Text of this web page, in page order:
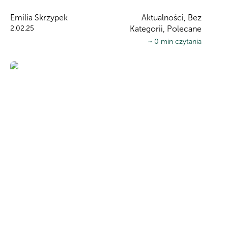
Emilia Skrzypek
2.02.25
Aktualności, Bez
Kategorii, Polecane
~ 0 min czytania